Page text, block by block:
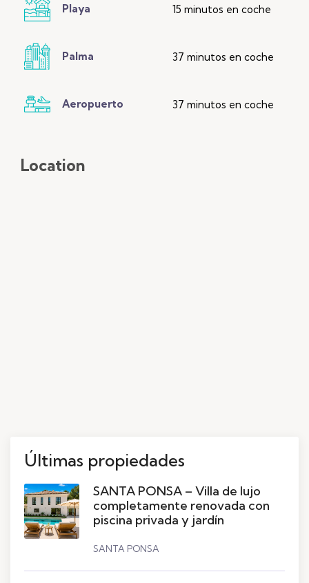
Playa 15 minutos en coche
Palma 37 minutos en coche
Aeropuerto 37 minutos en coche
Location
Últimas propiedades
SANTA PONSA – Villa de lujo
completamente renovada con
piscina privada y jardín
SANTA PONSA